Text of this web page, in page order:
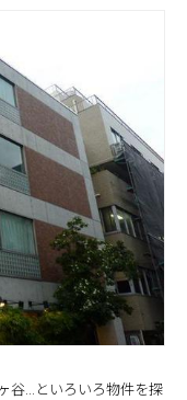
谷...といろいろ物件を探